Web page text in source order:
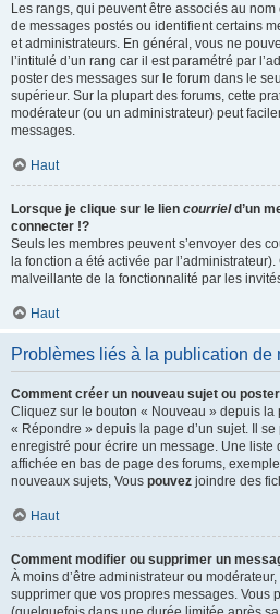
Les rangs, qui peuvent être associés au
de messages postés ou identifient certains
et administrateurs. En général, vous ne
l’intitulé d’un rang car il est paramétré par
poster des messages sur le forum dans le
supérieur. Sur la plupart des forums, cette
modérateur (ou un administrateur) peut
messages.
Haut
Lorsque je clique sur le lien courrield’un
connecter !?
Seuls les membres peuvent s’envoyer des
la fonction a été activée par
malveillante de la fonctionnalité par les
Haut
Problèmes liés à la publication de
Comment créer un nouveau sujet ou
Cliquez sur le bouton « Nouveau » depuis la
« Répondre » depuis la page d’un sujet. Il
enregistré pour écrire un message. Une liste
affichée en bas de page des forums,
nouveaux sujets, Vous pouvez joindre des
Haut
Comment modifier ou supprimer un
À moins d’être administrateur ou
supprimer que vos propres messages. Vous